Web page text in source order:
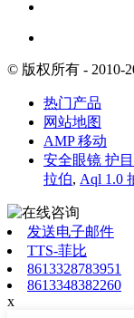
© 版权所有 - 2010-
热门产品
网站地图
AMP 移动
安全眼镜 护
拉伯, Aql 1.0
发送电子邮件
TTS-菲比
8613328783951
8613348382260
x